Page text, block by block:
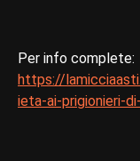
Per info complete:
https://
ieta-ai-prigionieri-